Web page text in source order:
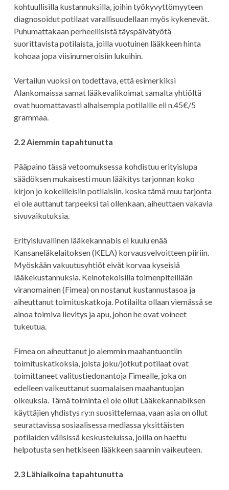
kohtuullisilla kustannuksilla, joihin työkyvyttömyyteen
diagnosoidut potilaat varallisuudellaan myös kykenevät.
Puhumattakaan perheellisistä täyspäivätyötä
suorittavista potilaista, joilla vuotuinen lääkkeen hinta
kohoaa jopa viisinumeroisiin lukuihin.
Vertailun vuoksi on todettava, että esimerkiksi
Alankomaissa samat lääkevalikoimat samalta yhtiöltä
ovat huomattavasti alhaisempia potilaille eli n.45€/5
grammaa.
2.2 Aiemmin tapahtunutta
Pääpaino tässä vetoomuksessa kohdistuu erityislupa
säädöksen mukaisesti muun lääkitys tarjonnan koko
kirjon jo kokeilleisiin potilaisiin, koska tämä muu tarjonta
ei ole auttanut tarpeeksi tai ollenkaan, aiheuttaen vakavia
sivuvaikutuksia.
Erityisluvallinen lääkekannabis ei kuulu enää
Kansaneläkelaitoksen (KELA) korvausvelvoitteen piiriin.
Myöskään vakuutusyhtiöt eivät korvaa kyseisiä
lääkekustannuksia. Keinotekoisilla toimenpiteillään
viranomainen (Fimea) on nostanut kustannustasoa ja
aiheuttanut toimituskatkoja. Potilailta ollaan viemässä se
ainoa toimiva lievitys ja apu, johon he ovat voineet
tukeutua.
Fimea on aiheuttanut jo aiemmin maahantuontiin
toimituskatkoksia, joista joku/jotkut potilaat ovat
toimittaneet valitustiedonantoja Fimealle, joka on
edelleen vaikeuttanut suomalaisen maahantuojan
oikeuksia. Tämä toiminta ei ole ollut Lääkekannabiksen
käyttäjien yhdistys ry:n suosittelemaa, vaan asia on ollut
seurattavissa sosiaalisessa mediassa yksittäisten
potilaiden välisissä keskusteluissa, joilla on haettu
helpotusta sen hetkiseen lääkkeen saannin vaikeuteen.
2.3 Lähiaikoina tapahtunutta